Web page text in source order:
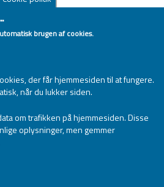
os på facebook
brugen af cookies.
der får hjemmesiden til at fungere.
når du lukker siden.
om trafikken på hjemmesiden. Disse
oplysninger, men gemmer